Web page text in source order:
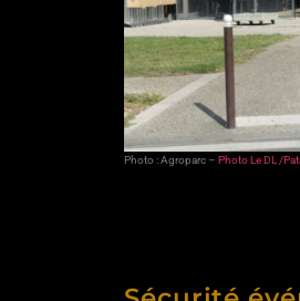
Photo : Agroparc – Photo Le DL /